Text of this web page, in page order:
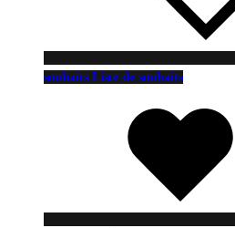
souhaits Liste de souhaits